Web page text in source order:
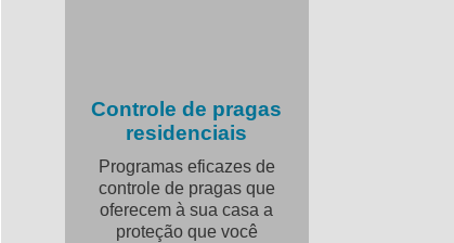
Controle de pragas
residenciais
Programas eficazes de
controle de pragas que
oferecem à sua casa a
proteção que você